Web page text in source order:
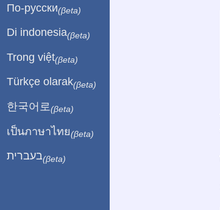
По-русски(βeta)
Di indonesia(βeta)
Trong việt(βeta)
Türkçe olarak(βeta)
한국어로 (βeta)
เป็นภาษาไทย(βeta)
בעברית(βeta)